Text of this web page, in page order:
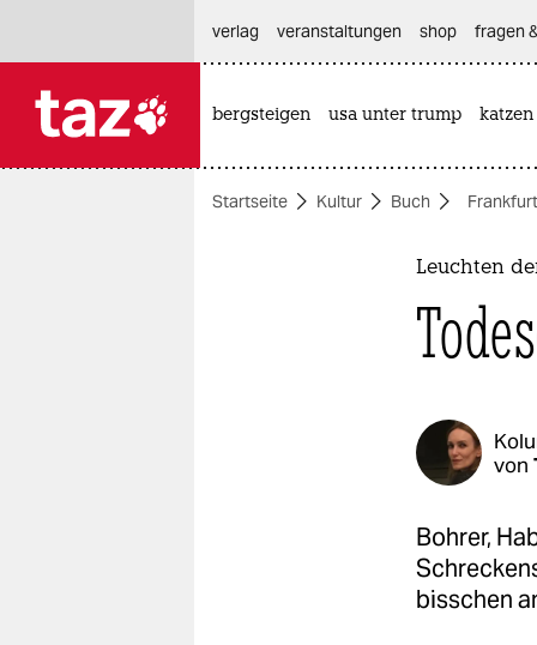
themen
verlag
veranstaltungen shop fragen
bergsteigen usa unter trump katzen
Startseite Kultur Buch
Leuchten
von
Bohrer,
bisschen